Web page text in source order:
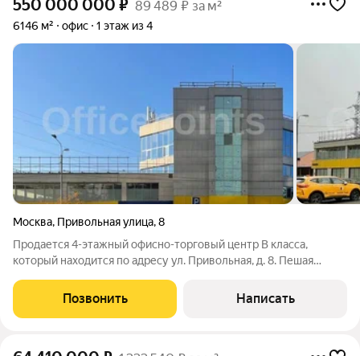
550 000 000 ₽ 89 489 ₽ за м²
6146 м² офис 1 этаж из 4
Москва, Привольная улица,8
Продается 4-этажный офисно-торговый центр В класса,
который находится по адресу ул. Привольная, д. 8. Пешая
Косино, Юго-Восточная. Рядом расположены МКАД,
Лермонтовский проспект и Привольная улица.
Позвонить Написать